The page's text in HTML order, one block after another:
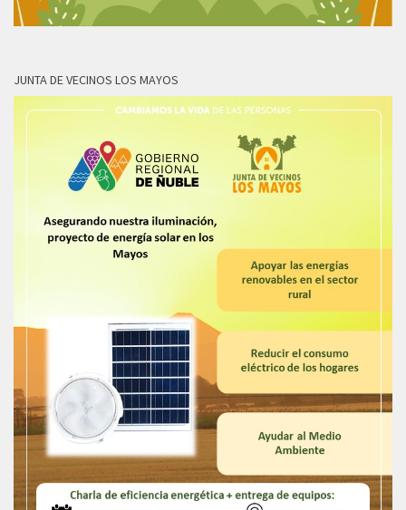
JUNTA DE VECINOS LOS MAYOS